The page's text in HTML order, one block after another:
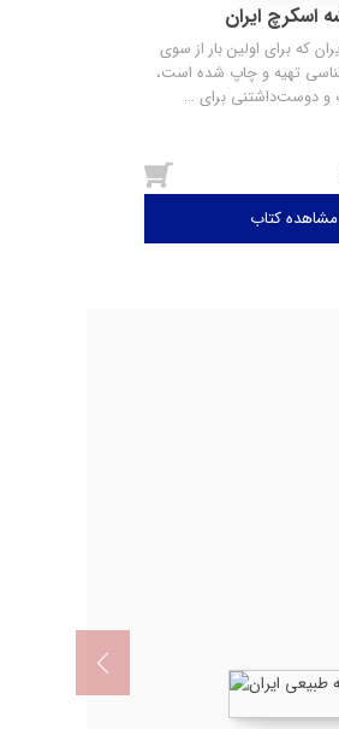
اسکرچ ایران
که برای اولین بار از سوی
تهیه و چاپ شده است،
و دوست‌داشتنی برای …
مشاهده کتاب